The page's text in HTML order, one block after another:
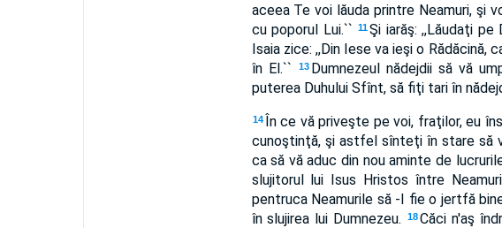
aceea Te voi lăuda printre Neamuri, şi
cu poporul Lui.`` 11Şi iarăş: ,,Lăudaţi
Isaia zice: ,,Din Iese va ieşi o Rădăcină,
în El.``
13 Dumnezeul nădejdii să vă
puterea Duhului Sfînt, să fiţi tari în
14 În ce vă priveşte pe voi, fraţilor, eu
cunoştinţă, şi astfel sînteţi în stare să
ca să vă aduc din nou aminte de
slujitorul lui Isus Hristos între
pentruca Neamurile să -I fie o jertfă
în slujirea lui Dumnezeu.
18Căci n'aş